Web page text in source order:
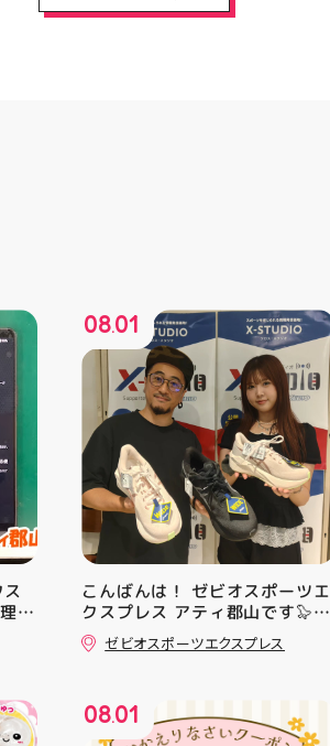
対
08.01
こんばんは！ ゼビオスポーツエ
クスプレス アティ郡山です🦭
・ ★本日のラジオ★は アシッ
クスからランニングシューズ
反発性に優れた「FF TURBO
SQUARED」を新搭載し、推進力
ゼビオスポーツエクスプレス
08.01